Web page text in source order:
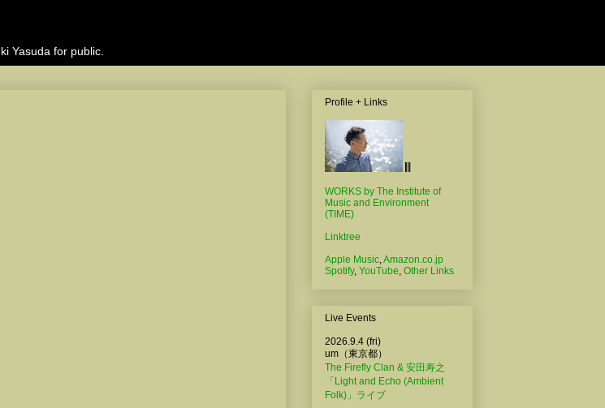
Yasuda for public.
Profile + Links
WORKS by The Institute of
Music and Environment
(TIME)
Linktree
Apple Music,Amazon.co.jp
Spotify, YouTube, Other Links
Live Events
2026.9.4 (fri)
um（東京都）
The Firefly Clan & 安田寿之
「Light and Echo (Ambient
Folk)」ライブ